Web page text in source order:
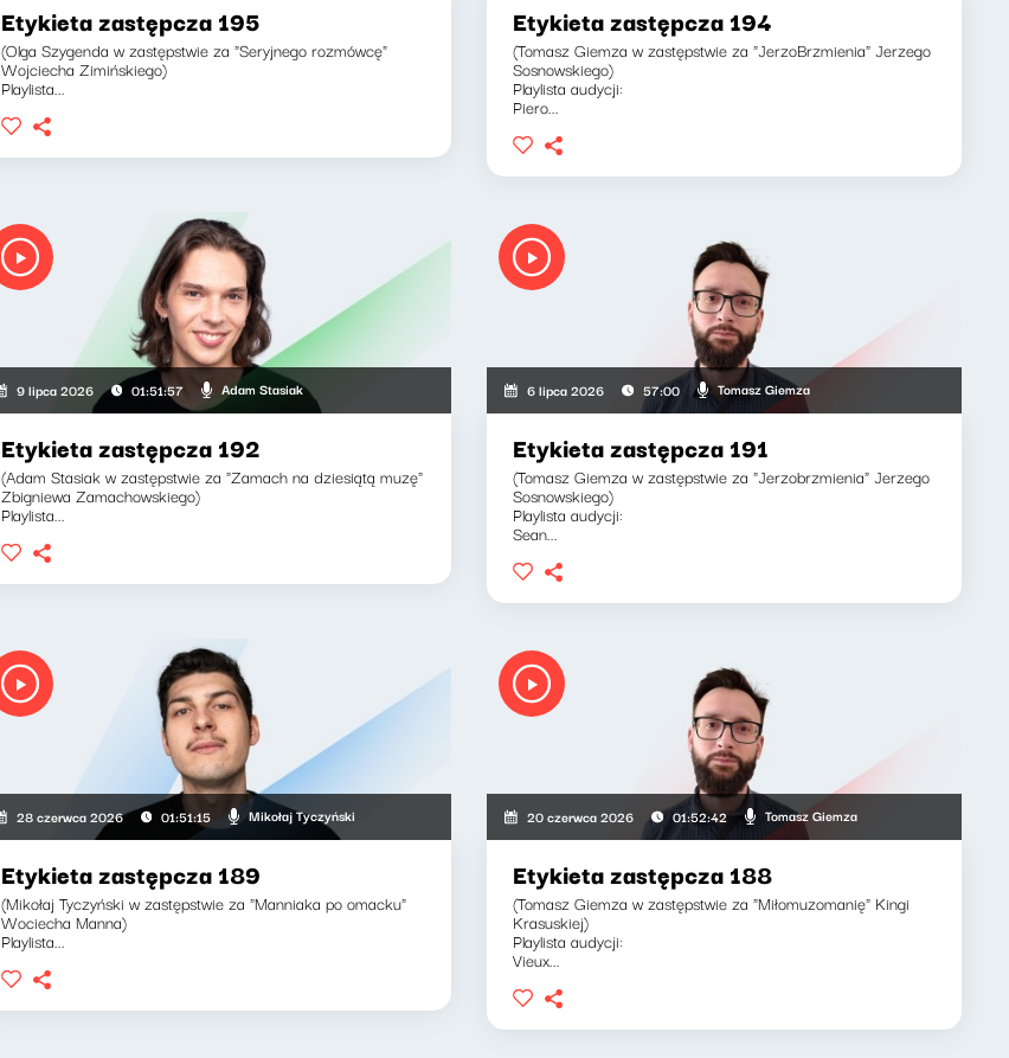
Etykieta zastępcza 195
(Olga Szygenda w zastępstwie za "Seryjnego rozmówcę"
Wojciecha Zimińskiego)
Playlista...
Etykieta zastępcza 194
(Tomasz Giemza w zastępstwie za "JerzoBrzmienia" Jerzego
Sosnowskiego)
Playlista audycji:
Piero...
9 lipca 2026 01:51:57 Adam Stasiak
Etykieta zastępcza 192
(Adam Stasiak w zastępstwie za "Zamach na dziesiątą muzę"
Zbigniewa Zamachowskiego)
Playlista...
6 lipca 2026 57:00 Tomasz Giemza
Etykieta zastępcza 191
(Tomasz Giemza w zastępstwie za "Jerzobrzmienia" Jerzego
Sosnowskiego)
Playlista audycji:
Sean...
28 czerwca 2026 01:51:15 Mikołaj Tyczyński
Etykieta zastępcza 189
(Mikołaj Tyczyński w zastępstwie za "Manniaka po omacku"
Wociecha Manna)
Playlista...
20 czerwca 2026 01:52:42 Tomasz Giemza
Etykieta zastępcza 188
(Tomasz Giemza w zastępstwie za "Miłomuzomanię" Kingi
Krasuskiej)
Playlista audycji:
Vieux...